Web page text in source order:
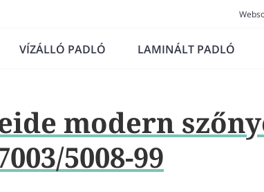
VÍZÁLLÓ PADLÓ LAMINÁLT PADLÓ
modern
5008-99